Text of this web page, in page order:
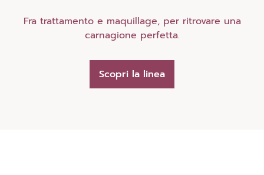
Fra trattamento e maquillage, per ritrovare una
carnagione perfetta.
Scopri la linea